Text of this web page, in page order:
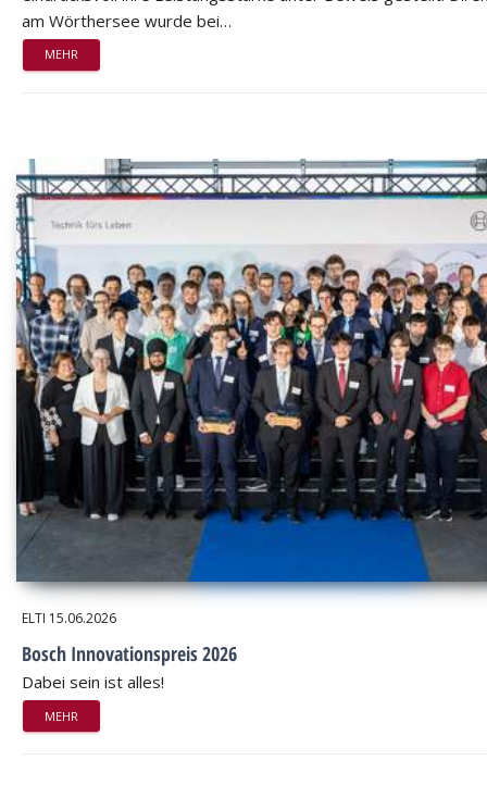
am Wörthersee wurde bei…
MEHR
ELTI 15.06.2026
Bosch Innovationspreis 2026
Dabei sein ist alles!
MEHR